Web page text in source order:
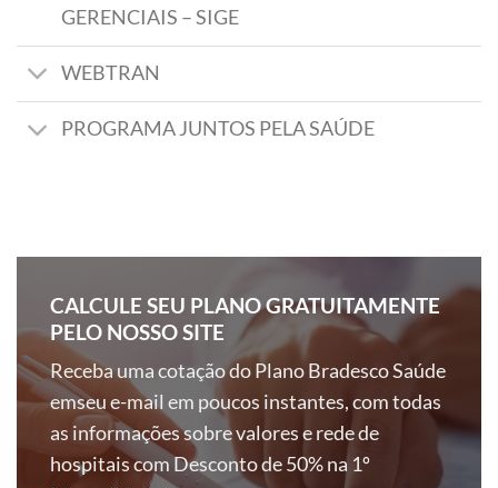
GERENCIAIS – SIGE
WEBTRAN
PROGRAMA JUNTOS PELA SAÚDE
CALCULE SEU PLANO GRATUITAMENTE
PELO NOSSO SITE
Receba uma cotação do Plano Bradesco Saúde
emseu e-mail em poucos instantes, com todas
as informações sobre valores e rede de
hospitais com Desconto de 50% na 1º